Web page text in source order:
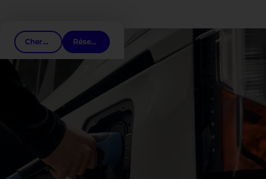
Cherchez un distributeur Réservez un essai